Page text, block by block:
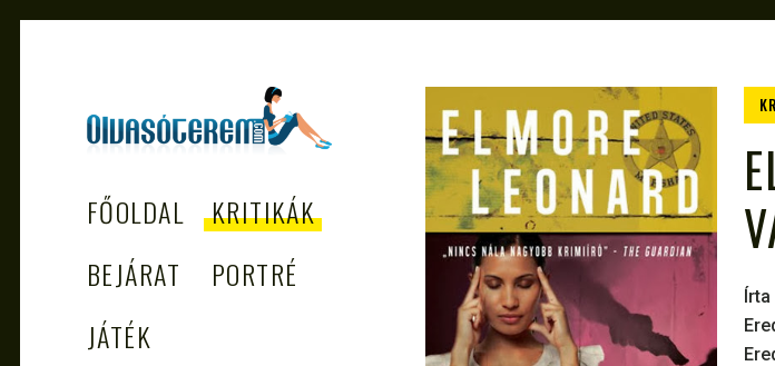
– AZ EGÉSZSÉGES
OLVASÁS
TÁMOGATÓJA
FŐOLDAL
KRITIKÁK
BEJÁRAT
PORTRÉ
JÁTÉK
Írta